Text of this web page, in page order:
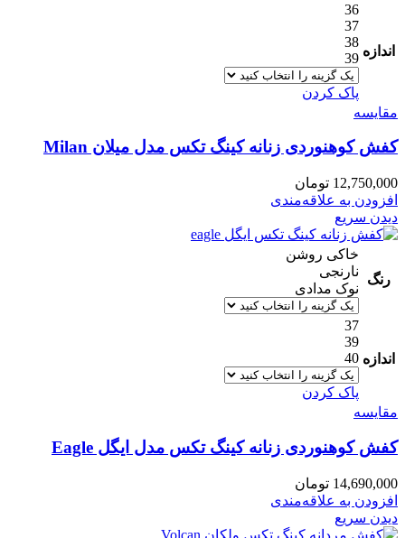
اندازه
36
37
38
39
پاک کردن
مقایسه
کفش کوهنوردی زنانه کینگ تکس مدل میلان Milan
12,750,000 تومان
افزودن به علاقه‌مندی
دیدن سریع
رنگ
خاکی روشن
نارنجی
نوک مدادی
اندازه
37
39
40
پاک کردن
مقایسه
کفش کوهنوردی زنانه کینگ تکس مدل ایگل Eagle
14,690,000 تومان
افزودن به علاقه‌مندی
دیدن سریع